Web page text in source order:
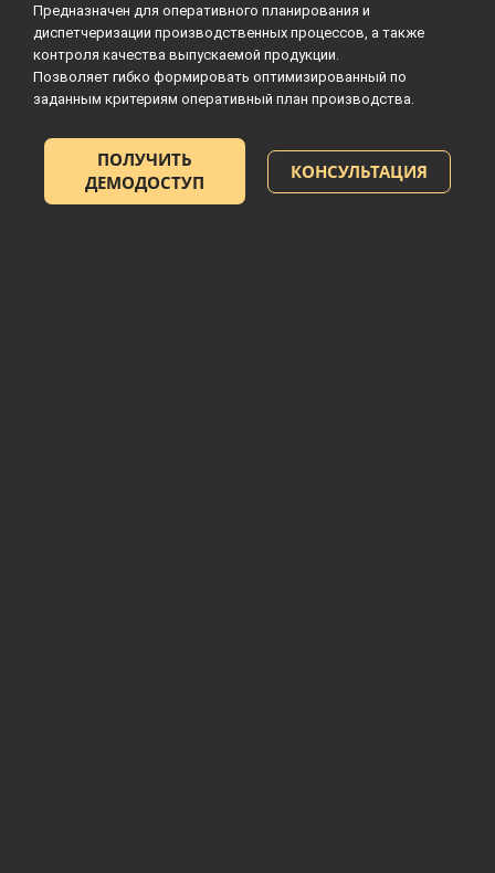
Предназначен для оперативного планирования и
диспетчеризации производственных процессов, а также
контроля качества выпускаемой продукции.
Позволяет гибко формировать оптимизированный по
заданным критериям оперативный план производства.
ПОЛУЧИТЬ
ДЕМОДОСТУП
КОНСУЛЬТАЦИЯ